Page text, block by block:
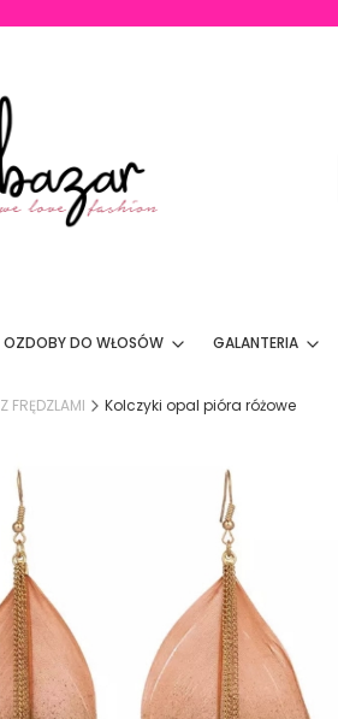
OZDOBY DO WŁOSÓW GALANTERIA
Z FRĘDZLAMI Kolczyki opal pióra różowe